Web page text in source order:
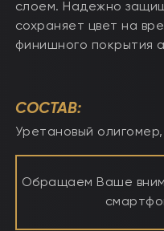
слоем. Надежно
сохраняет цвет на
финишного покрытия
СОСТАВ:
Уретановый
Обращаем Ваше